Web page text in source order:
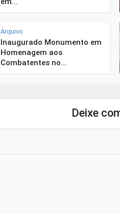
Arquivo
Inaugurado Monumento em
Homenagem aos
Combatentes no...
Deixe